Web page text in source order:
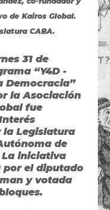
de Kairos Global.
CABA.
31 de
“Y4D -
Democracia”
la Asociación
fue
la Legislatura
de
La iniciativa
por el diputado
y votada